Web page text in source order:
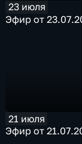
23 июля
Эфир от
21 июля
Эфир от